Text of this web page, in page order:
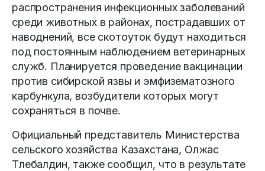
распространения инфекционных заболеваний
среди животных в районах, пострадавших от
наводнений, все скотоуток будут находиться
под постоянным наблюдением ветеринарных
служб. Планируется проведение вакцинации
против сибирской язвы и эмфизематозного
карбункула, возбудители которых могут
сохраняться в почве.
Официальный представитель Министерства
сельского хозяйства Казахстана, Олжас
Тлебалдин, также сообщил, что в результате